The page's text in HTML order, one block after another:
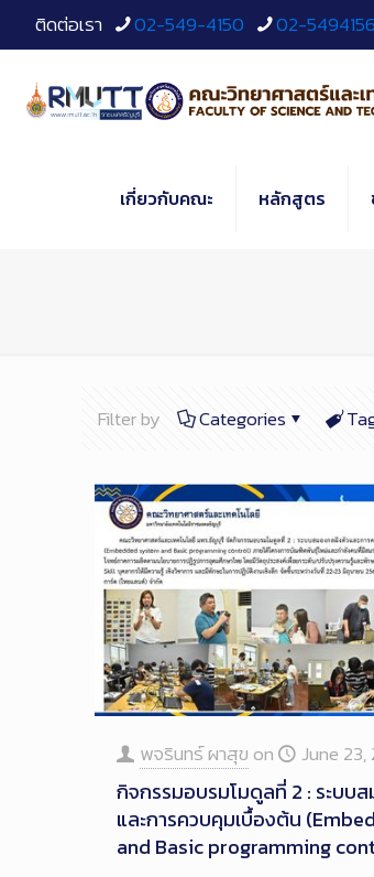
to
Content
ติดต่อเรา 02-549-4150 02-
เกี่ยวกับคณะ หลักสูตร
Filter by Categories
พจรินทร์ ผาสุข on June
กิจกรรมอบรมโมดูลที่ 2 : ระบบ
และการควบคุมเบื้องต้น
and Basic programming